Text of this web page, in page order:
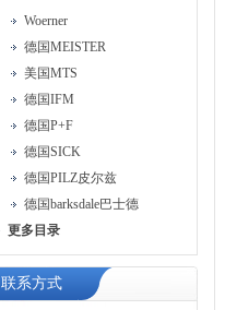
Woerner
德国MEISTER
美国MTS
德国IFM
德国P+F
德国SICK
德国PILZ皮尔兹
德国barksdale巴士德
更多目录
联系方式